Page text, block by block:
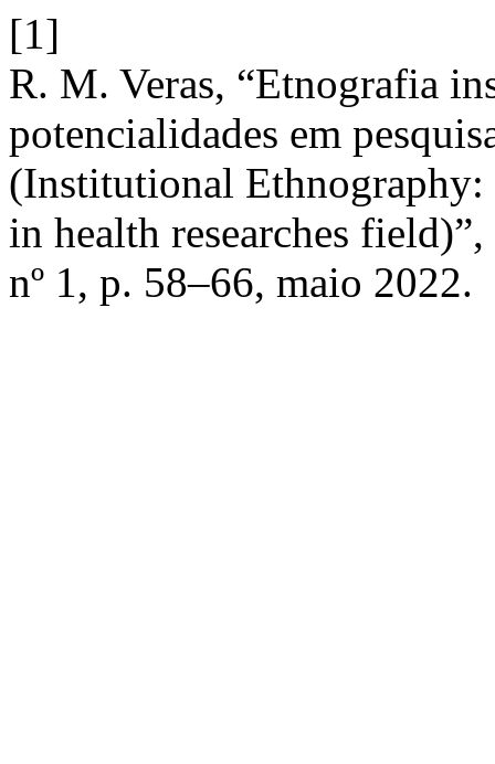
[1]
R. M. Veras, “Etnografia
potencialidades em
(Institutional Ethnography:
in health researches field)”,
nº 1, p. 58–66, maio 2022.